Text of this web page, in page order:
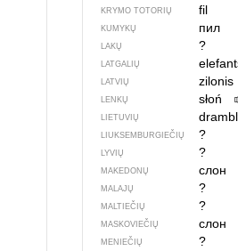
KRYMO TOTORIŲ fil
KUMYKŲ пил
LAKŲ ?
LATGALIŲ
LATVIŲ zilonis
LENKŲ słoń
LIETUVIŲ
LIUKSEMBURGIEČIŲ ?
LYVIŲ ?
MAKEDONŲ слон
MALAJŲ ?
MALTIEČIŲ ?
MASKOVIEČIŲ слон
MENIEČIŲ ?